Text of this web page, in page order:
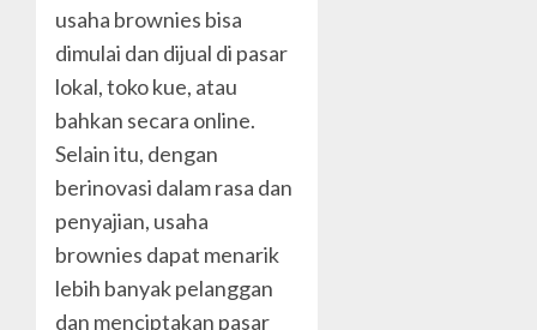
usaha brownies bisa
dimulai dan dijual di pasar
lokal, toko kue, atau
bahkan secara online.
Selain itu, dengan
berinovasi dalam rasa dan
penyajian, usaha
brownies dapat menarik
lebih banyak pelanggan
dan menciptakan pasar